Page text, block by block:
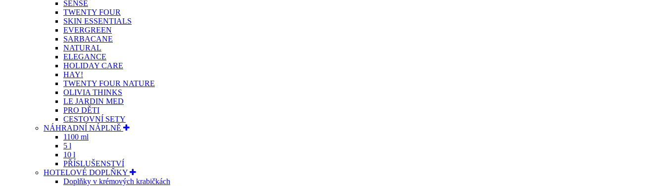
SENSE
TWENTY FOUR
SKIN ESSENTIALS
EVERGREEN
SARBACANE
NATURAL
ELEGANCE
HOLIDAY CARE
HAY!
TWENTY FOUR NATURE
OLIVIA THINKS
LE JARDIN MED
PRO DĚTI
CESTOVNÍ SETY
NÁHRADNÍ NÁPLNĚ
1100 ml
5 l
10 l
PŘÍSLUŠENSTVÍ
HOTELOVÉ DOPLŇKY
Doplňky v krémových krabičkách